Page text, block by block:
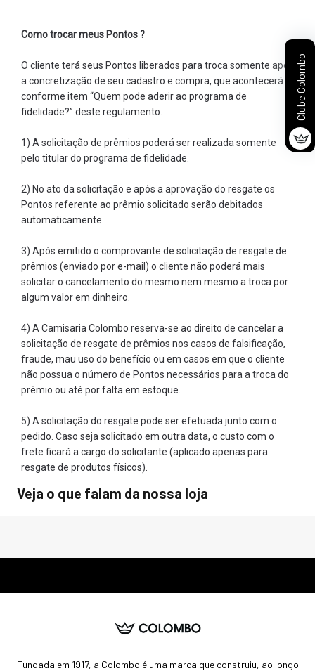
Como trocar meus Pontos ?
O cliente terá seus Pontos liberados para troca somente após
a concretização de seu cadastro e compra, que acontecerá
conforme item “Quem pode aderir ao programa de
fidelidade?” deste regulamento.
1) A solicitação de prêmios poderá ser realizada somente
pelo titular do programa de fidelidade.
2) No ato da solicitação e após a aprovação do resgate os
Pontos referente ao prêmio solicitado serão debitados
automaticamente.
3) Após emitido o comprovante de solicitação de resgate de
prêmios (enviado por e-mail) o cliente não poderá mais
solicitar o cancelamento do mesmo nem mesmo a troca por
algum valor em dinheiro.
4) A Camisaria Colombo reserva-se ao direito de cancelar a
solicitação de resgate de prêmios nos casos de falsificação,
fraude, mau uso do benefício ou em casos em que o cliente
não possua o número de Pontos necessários para a troca do
prêmio ou até por falta em estoque.
5) A solicitação do resgate pode ser efetuada junto com o
pedido. Caso seja solicitado em outra data, o custo com o
frete ficará a cargo do solicitante (aplicado apenas para
resgate de produtos físicos).
Veja o que falam da nossa loja
Fundada em 1917, a Colombo é uma marca que construiu, ao longo
Clube Colombo